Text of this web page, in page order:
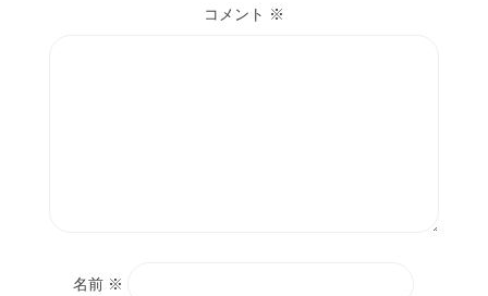
コメント ※
名前 ※